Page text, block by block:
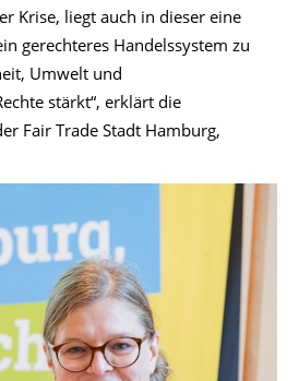
Krise, liegt auch in dieser eine
gerechteres Handelssystem zu
Umwelt und
stärkt“, erklärt die
Fair Trade Stadt Hamburg,